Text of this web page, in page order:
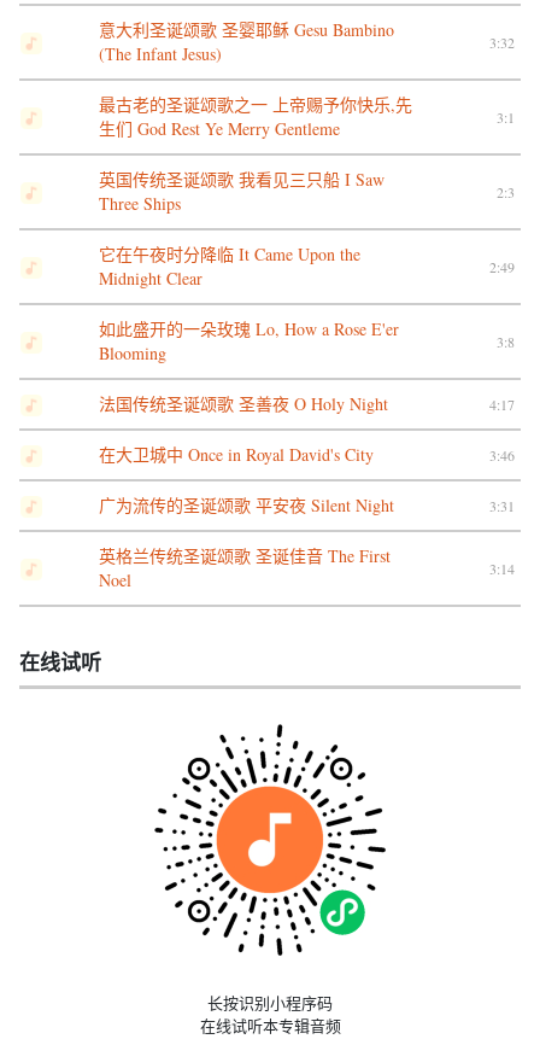
意大利圣诞颂歌 圣婴耶稣 Gesu Bambino
(The Infant Jesus)
3:32
最古老的圣诞颂歌之一 上帝赐予你快乐,先
生们 God Rest Ye Merry Gentleme
3:1
英国传统圣诞颂歌 我看见三只船 I Saw
Three Ships
2:3
它在午夜时分降临 It Came Upon the
Midnight Clear
2:49
如此盛开的一朵玫瑰 Lo, How a Rose E'er
Blooming
3:8
法国传统圣诞颂歌 圣善夜 O Holy Night 4:17
在大卫城中 Once in Royal David's City 3:46
广为流传的圣诞颂歌 平安夜 Silent Night 3:31
英格兰传统圣诞颂歌 圣诞佳音 The First
Noel
3:14
在线试听
长按识别小程序码
在线试听本专辑音频